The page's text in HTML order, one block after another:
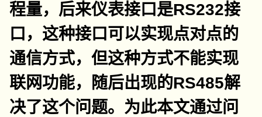
程量，后来仪表接口是RS232接
口，这种接口可以实现点对点的
通信方式，但这种方式不能实现
联网功能，随后出现的RS485解
决了这个问题。为此本文通过问